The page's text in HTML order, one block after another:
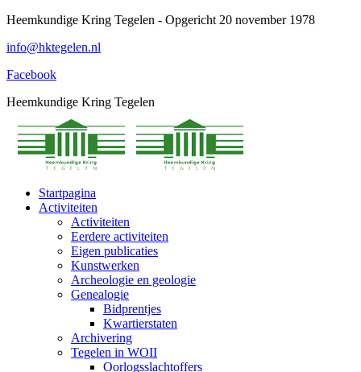
Spring
content
Heemkundige Kring Tegelen - Opgericht 20 november 1978
info@hktegelen.nl
Facebook
Heemkundige Kring Tegelen
Startpagina
Activiteiten
Activiteiten
Eerdere activiteiten
Eigen publicaties
Kunstwerken
Archeologie en geologie
Genealogie
Bidprentjes
Kwartierstaten
Archivering
Tegelen in WOII
Oorlogsslachtoffers